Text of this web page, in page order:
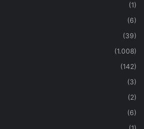
(1)
(6)
(39)
(1.008)
(142)
(3)
(2)
(6)